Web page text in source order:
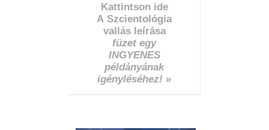
Kattintson ide
A Szcientológia
vallás leírása
füzet egy
INGYENES
példányának
igényléséhez! »